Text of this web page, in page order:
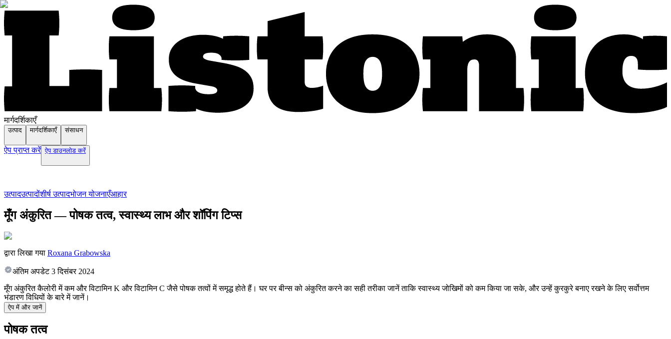
मार्गदर्शिकाएँ
उत्पाद मार्गदर्शिकाएँ संसाधन
ऐप प्राप्त करें ऐप डाउनलोड करें
उत्पादउत्पादोंशीर्ष उत्पादभोजन योजनाएँआहार
मूँग अंकुरित — पोषक तत्व, स्वास्थ्य लाभ और शॉपिंग टिप्स
द्वारा लिखा गया Roxana Grabowska
अंतिम अपडेट 3 दिसंबर 2024
मूँग अंकुरित कैलोरी में कम और विटामिन K और विटामिन C जैसे पोषक तत्वों में समृद्ध होते हैं। घर पर बीन्स को अंकुरित करने का सही तरीका जानें ताकि स्वास्थ्य जोखिमों को कम किया जा सके, और उन्हें कुरकुरे बनाए रखने के लिए सर्वोत्तम
भंडारण विधियों के बारे में जानें।
ऐप में और जानें
पोषक तत्व